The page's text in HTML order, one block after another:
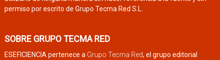
permiso por escrito de Grupo Tecma Red S.L.
SOBRE GRUPO TECMA RED
ESEFICIENCIA pertenece a Grupo Tecma Red, el grupo editorial